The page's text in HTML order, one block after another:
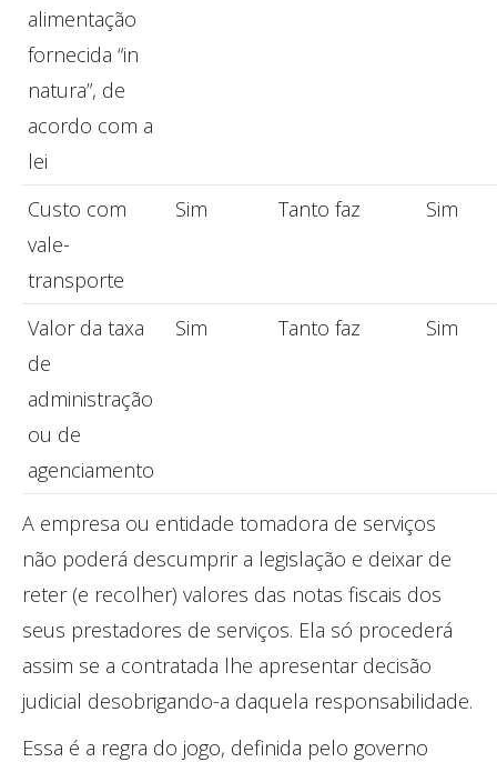
alimentação
fornecida “in
natura”, de
acordo com a
lei
Custo com
vale-
transporte
Sim Tanto faz Sim
Valor da taxa
de
administração
ou de
agenciamento
Sim Tanto faz Sim
A empresa ou entidade tomadora de serviços
não poderá descumprir a legislação e deixar de
reter (e recolher) valores das notas fiscais dos
seus prestadores de serviços. Ela só procederá
assim se a contratada lhe apresentar decisão
judicial desobrigando-a daquela responsabilidade.
Essa é a regra do jogo, definida pelo governo